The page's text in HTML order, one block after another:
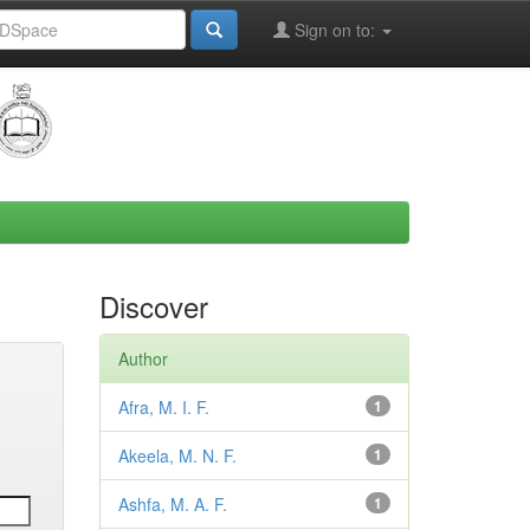
Sign on to:
Discover
Author
1
Afra, M. I. F.
1
Akeela, M. N. F.
1
Ashfa, M. A. F.